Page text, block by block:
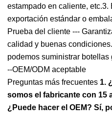
estampado en caliente, etc.3.
exportación estándar o
Prueba del cliente ---
calidad y buenas
podemos suministrar botellas
--OEM/ODM aceptable
Preguntas más frecuentes 1.
somos el fabricante con 15
¿Puede hacer el OEM? Sí,